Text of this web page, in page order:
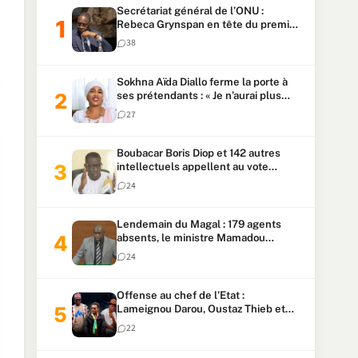
Secrétariat général de l’ONU :
Rebeca Grynspan en tête du premier
vote, Macky Sall pointe à la 5ᵉ place
38
Sokhna Aïda Diallo ferme la porte à
ses prétendants : « Je n’aurai plus
jamais un autre mari »
27
Boubacar Boris Diop et 142 autres
intellectuels appellent au vote
urgent de la révision
constitutionnelle
24
Lendemain du Magal : 179 agents
absents, le ministre Mamadou
Lamine Dianté exige des explications
24
Offense au chef de l’Etat :
Lameignou Darou, Oustaz Thieb et
Ndiaye Touba lourdement
condamnés
22